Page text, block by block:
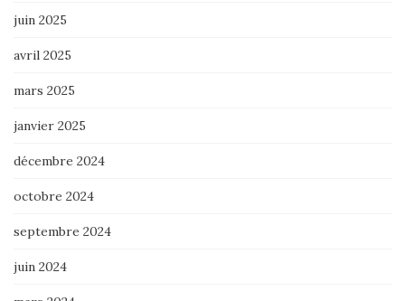
juin 2025
avril 2025
mars 2025
janvier 2025
décembre 2024
octobre 2024
septembre 2024
juin 2024